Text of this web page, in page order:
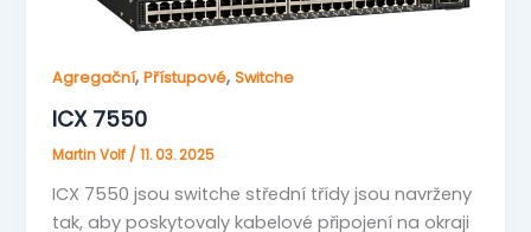
Agregační,Přístupové,Switche
ICX 7550
Martin Volf /11. 03. 2025
ICX 7550 jsou switche střední třídy jsou navrženy
tak, aby poskytovaly kabelové připojení na okraji